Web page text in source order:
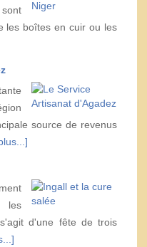
les boîtes en cuir ou les
source de revenus
les
d'une fête de trois